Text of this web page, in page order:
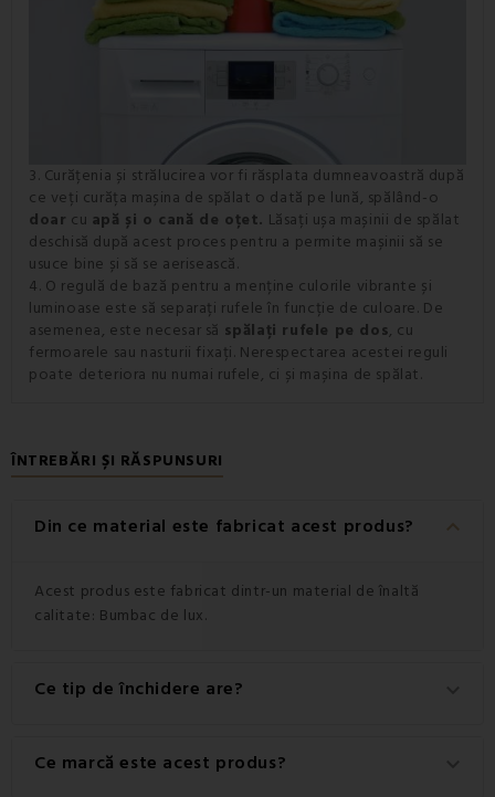
3. Curățenia și strălucirea vor fi răsplata dumneavoastră după
ce veți curăța mașina de spălat o dată pe lună, spălând-o
doar cu apă și o cană de oțet. Lăsați ușa mașinii de spălat
deschisă după acest proces pentru a permite mașinii să se
usuce bine și să se aerisească.
4. O regulă de bază pentru a menține culorile vibrante și
luminoase este să separați rufele în funcție de culoare. De
asemenea, este necesar să spălați rufele pe dos, cu
fermoarele sau nasturii fixați. Nerespectarea acestei reguli
poate deteriora nu numai rufele, ci și mașina de spălat.
ÎNTREBĂRI ȘI RĂSPUNSURI
Din ce material este fabricat acest produs? keyboard_arrow_down
Acest produs este fabricat dintr-un material de înaltă
calitate: Bumbac de lux.
Ce tip de închidere are?
Acest produs are o închidere practică cu Butoane.
Ce marcă este acest produs?